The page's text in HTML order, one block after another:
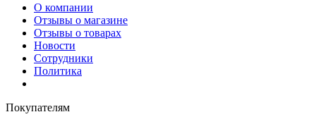
О компании
Отзывы о магазине
Отзывы о товарах
Новости
Сотрудники
Политика
Покупателям